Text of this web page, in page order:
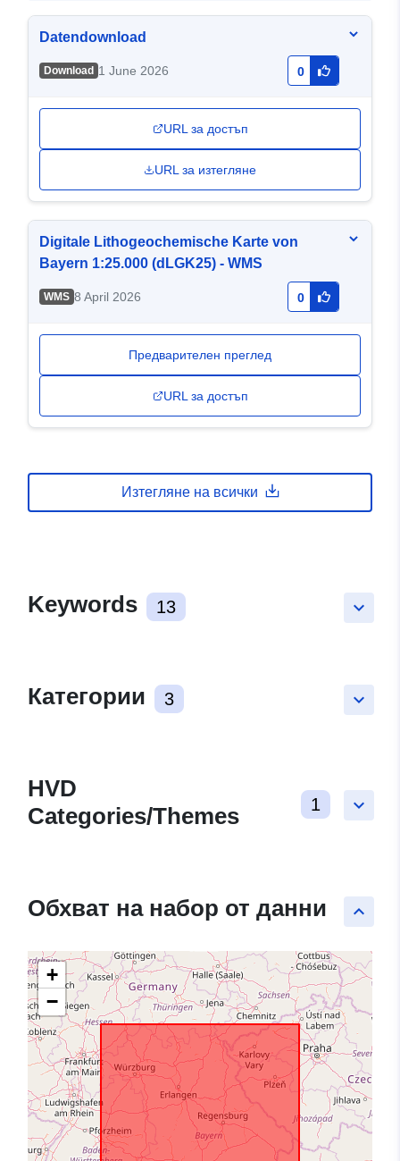
Datendownload
Download 1 June 2026 0
URL за достъп
URL за изтегляне
Digitale Lithogeochemische Karte von
Bayern 1:25.000 (dLGK25) - WMS
WMS 8 April 2026 0
Предварителен преглед
URL за достъп
Изтегляне на всички
keyboard_arrow_down
Keywords 13
keyboard_arrow_down
Категории 3
keyboard_arrow_down
HVD
Categories/Themes
1
keyboard_arrow_up
Обхват на набор от данни
+
−